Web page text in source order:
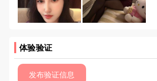
体验验证
发布验证信息